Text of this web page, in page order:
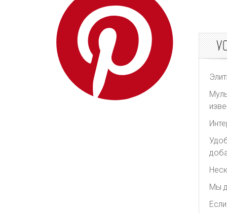
Redpolaris
Reformation
REMAIN Birger
Christensen
Rick Owens
Rixo
Rodarte
Мы